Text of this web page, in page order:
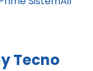
Tecno